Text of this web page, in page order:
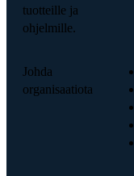
tuotteille ja
ohjelmille.
Johda
organisaatiota